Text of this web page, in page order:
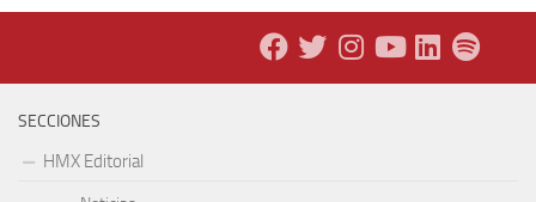
SECCIONES
HMX Editorial